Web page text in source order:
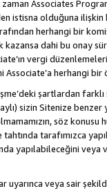
zaman Associates
istisna olduğuna
herhangi bir
dahi bu onay
vergi
herhangi bir
şartlardan
sizin Sitenize
söz
tarafımızca
yapılabileceğini
uyarınca veya sair